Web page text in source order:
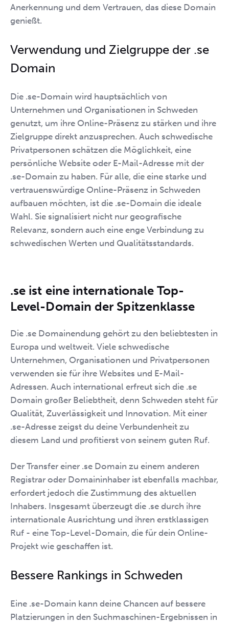
Anerkennung und dem Vertrauen, das diese Domain
genießt.
Verwendung und Zielgruppe der .se
Domain
Die .se-Domain wird hauptsächlich von
Unternehmen und Organisationen in Schweden
genutzt, um ihre Online-Präsenz zu stärken und ihre
Zielgruppe direkt anzusprechen. Auch schwedische
Privatpersonen schätzen die Möglichkeit, eine
persönliche Website oder E-Mail-Adresse mit der
.se-Domain zu haben. Für alle, die eine starke und
vertrauenswürdige Online-Präsenz in Schweden
aufbauen möchten, ist die .se-Domain die ideale
Wahl. Sie signalisiert nicht nur geografische
Relevanz, sondern auch eine enge Verbindung zu
schwedischen Werten und Qualitätsstandards.
.se ist eine internationale Top-
Level-Domain der Spitzenklasse
Die .se Domainendung gehört zu den beliebtesten in
Europa und weltweit. Viele schwedische
Unternehmen, Organisationen und Privatpersonen
verwenden sie für ihre Websites und E-Mail-
Adressen. Auch international erfreut sich die .se
Domain großer Beliebtheit, denn Schweden steht für
Qualität, Zuverlässigkeit und Innovation. Mit einer
.se-Adresse zeigst du deine Verbundenheit zu
diesem Land und profitierst von seinem guten Ruf.
Der Transfer einer .se Domain zu einem anderen
Registrar oder Domaininhaber ist ebenfalls machbar,
erfordert jedoch die Zustimmung des aktuellen
Inhabers. Insgesamt überzeugt die .se durch ihre
internationale Ausrichtung und ihren erstklassigen
Ruf - eine Top-Level-Domain, die für dein Online-
Projekt wie geschaffen ist.
Bessere Rankings in Schweden
Eine .se-Domain kann deine Chancen auf bessere
Platzierungen in den Suchmaschinen-Ergebnissen in